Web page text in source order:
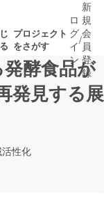
プロジェクト
をさがす
近いプ
ロ
グ
イ
ン
/
新
規
会
員
登
録
酵食品が
発見する展
性化